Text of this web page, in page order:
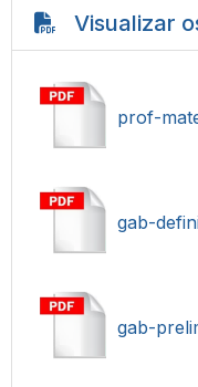
Visualizar
prof-
gab-
gab-